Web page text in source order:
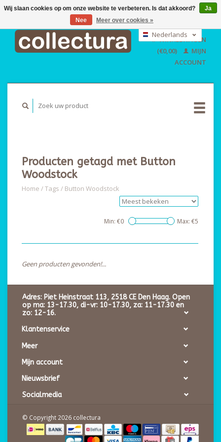
EUR
GBP
USD
Nederlands
English
WINKELWAGEN
(€0,00)
MIJN
ACCOUNT
Producten getagd met Button
Woodstock
Home /Tags / Button Woodstock
Min: €0 Max: €5
Geen producten gevonden!...
Adres: Piet Heinstraat 113, 2518 CE Den Haag. Open
op ma: 13-17.30, di-vr: 10-17.30, za: 11-17.30 en
zo: 12-16.
Klantenservice
Meer
Mijn account
Nieuwsbrief
Socialmedia
© Copyright 2026 collectura
Wij slaan cookies op om onze website te verbeteren. Is dat akkoord?
Ja
Nee
Meer over cookies »